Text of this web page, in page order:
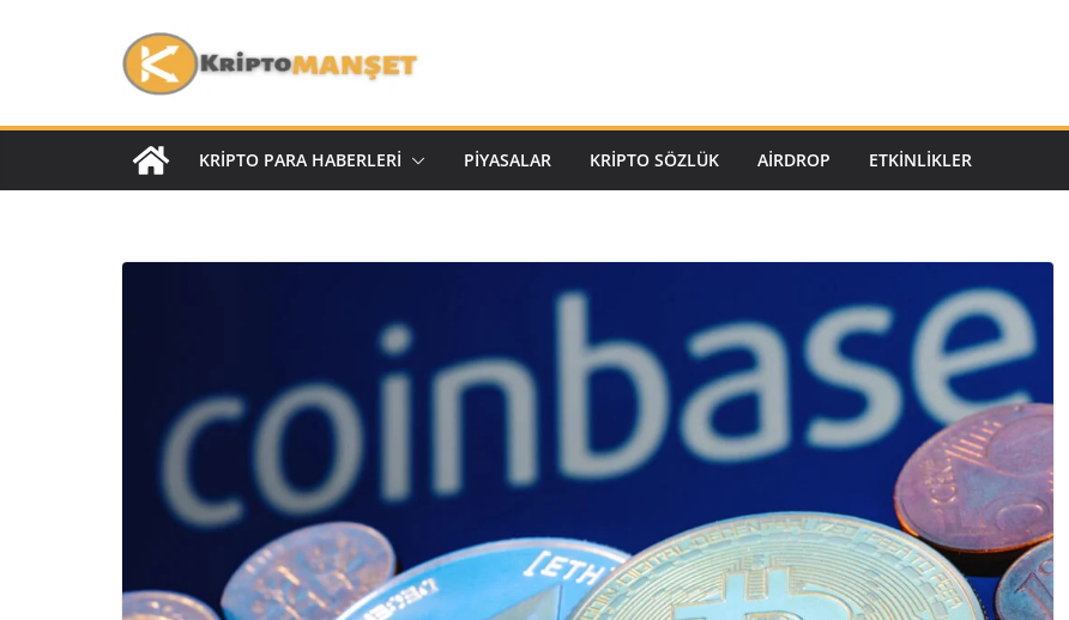
KRIPTO PARA HABERLERI PIYASALAR KRIPTO SÖZLÜK AIRDROP ETKINLIKLER